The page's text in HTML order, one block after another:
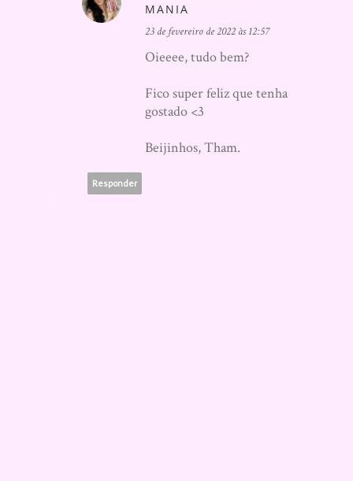
MANIA
23 de fevereiro de 2022 às 12:57
Oieeee, tudo bem?
Fico super feliz que tenha
gostado <3
Beijinhos, Tham.
Responder